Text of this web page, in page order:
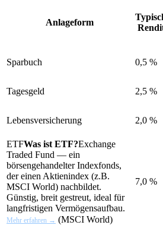
Anlageform
Sparbuch 0,5 %
Tagesgeld
2,5 %
Lebensversicherung 2,0 %
ETFWas ist ETF?Exchange
Traded Fund — ein
börsengehandelter Indexfonds,
der einen Aktienindex (z.B.
MSCI World) nachbildet.
Günstig, breit gestreut, ideal für
langfristigen Vermögensaufbau.
Mehr erfahren → (MSCI World)
7,0 %